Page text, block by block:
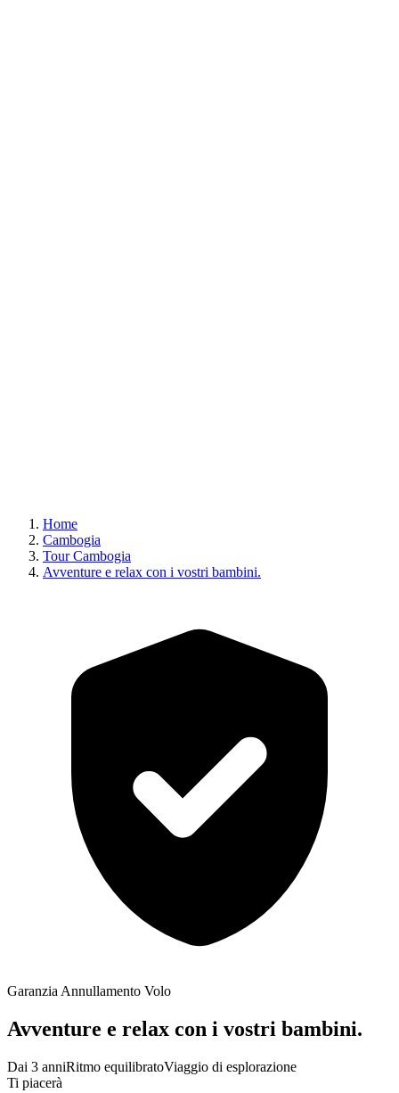
Home
Cambogia
Tour Cambogia
Avventure e relax con i vostri bambini.
Garanzia Annullamento Volo
Avventure e relax con i vostri bambini.
Dai 3 anniRitmo equilibratoViaggio di esplorazione
Ti piacerà